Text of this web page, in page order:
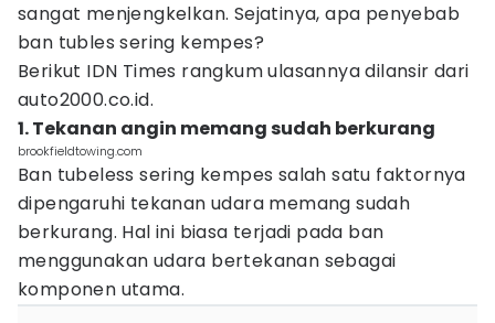
sangat menjengkelkan. Sejatinya, apa penyebab
ban tubles sering kempes?
Berikut IDN Times rangkum ulasannya dilansir dari
auto2000.co.id.
1. Tekanan angin memang sudah berkurang
brookfieldtowing.com
Ban tubeless sering kempes salah satu faktornya
dipengaruhi tekanan udara memang sudah
berkurang. Hal ini biasa terjadi pada ban
menggunakan udara bertekanan sebagai
komponen utama.